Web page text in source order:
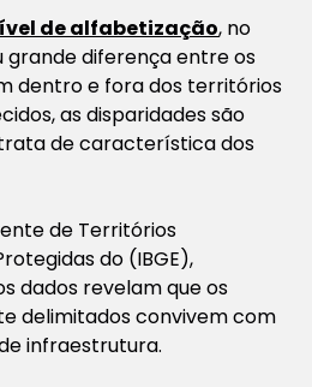
de alfabetização, no
grande diferença entre os
dentro e fora dos territórios
as disparidades são
de característica dos
de Territórios
do (IBGE),
dados revelam que os
delimitados convivem com
infraestrutura.